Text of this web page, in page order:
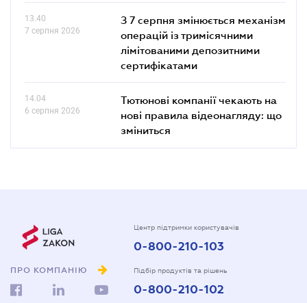
13.40
7 серпня 2026
З 7 серпня змінюється механізм
операцій із тримісячними
лімітованими депозитними
сертифікатами
14.04
6 серпня 2026
Тютюнові компанії чекають на
нові правила відеонагляду: що
зміниться
ПРО КОМПАНІЮ
Центр підтримки користувачів
0-800-210-103
Підбір продуктів та рішень
0-800-210-102